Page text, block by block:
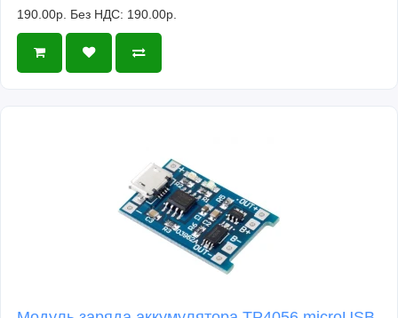
190.00р. Без НДС: 190.00р.